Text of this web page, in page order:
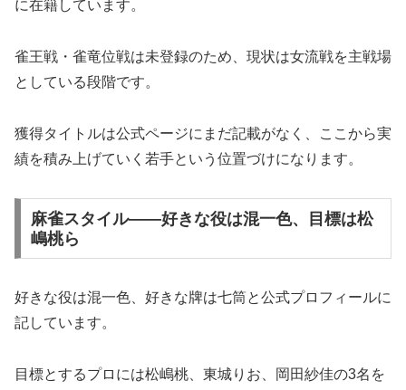
に在籍しています。
雀王戦・雀竜位戦は未登録のため、現状は女流戦を主戦場
としている段階です。
獲得タイトルは公式ページにまだ記載がなく、ここから実
績を積み上げていく若手という位置づけになります。
麻雀スタイル――好きな役は混一色、目標は松
嶋桃ら
好きな役は混一色、好きな牌は七筒と公式プロフィールに
記しています。
目標とするプロには松嶋桃、東城りお、岡田紗佳の3名を